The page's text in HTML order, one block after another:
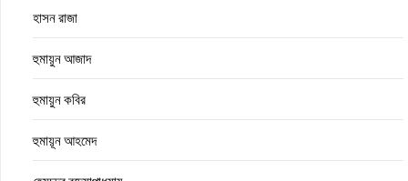
হাসন রাজা
হুমায়ুন আজাদ
হুমায়ুন কবির
হুমায়ূন আহমেদ